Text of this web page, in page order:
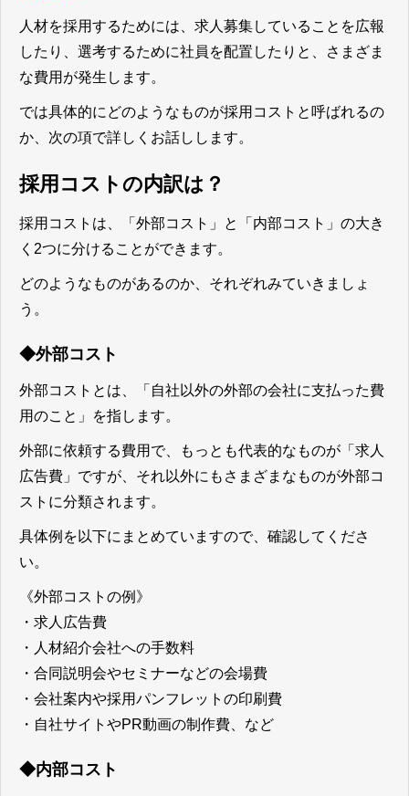
人材を採用するためには、求人募集していることを広報
したり、選考するために社員を配置したりと、さまざま
な費用が発生します。
では具体的にどのようなものが採用コストと呼ばれるの
か、次の項で詳しくお話しします。
採用コストの内訳は？
採用コストは、「外部コスト」と「内部コスト」の大き
く2つに分けることができます。
どのようなものがあるのか、それぞれみていきましょ
う。
◆外部コスト
外部コストとは、「自社以外の外部の会社に支払った費
用のこと」
を指します。
外部に依頼する費用で、もっとも代表的なものが「求人
広告費」ですが、それ以外にもさまざまなものが外部コ
ストに分類されます。
具体例を以下にまとめていますので、確認してくださ
い。
《外部コストの例》
・求人広告費
・人材紹介会社への手数料
・合同説明会やセミナーなどの会場費
・会社案内や採用パンフレットの印刷費
・自社サイトやPR動画の制作費、など
◆内部コスト